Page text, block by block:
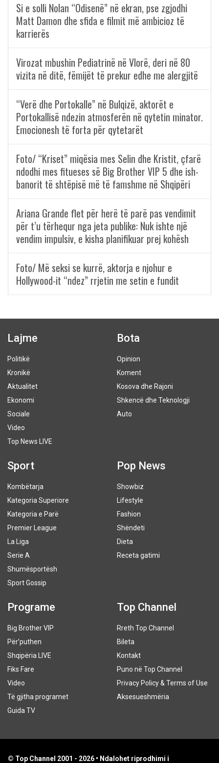
Si e solli Nolan “Odisenë” në ekran, pse zgjodhi
Matt Damon dhe sfida e filmit më ambicioz të
karrierës
Virozat mbushin Pediatrinë në Vlorë, deri në 80
vizita në ditë, fëmijët të prekur edhe me alergjitë
“Verë dhe Portokalle” në Bulqizë, aktorët e
Portokallisë ndezin atmosferën në qytetin minator.
Emocionesh të forta për qytetarët
Foto/ “Kriset” miqësia mes Selin dhe Kristit, çfarë
ndodhi mes fitueses së Big Brother VIP 5 dhe ish-
banorit të shtëpisë më të famshme në Shqipëri
Ariana Grande flet për herë të parë pas vendimit
për t’u tërhequr nga jeta publike: Nuk ishte një
vendim impulsiv, e kisha planifikuar prej kohësh
Foto/ Më seksi se kurrë, aktorja e njohur e
Hollywood-it “ndez” rrjetin me setin e fundit
Lajme
Politikë
Kronikë
Aktualitet
Ekonomi
Sociale
Video
Top News LIVE
Bota
Opinion
Koment
Kosova dhe Rajoni
Shkencë dhe Teknologji
Auto
Sport
Kombëtarja
Kategoria Superiore
Kategoria e Parë
Premier League
La Liga
Serie A
Shumësportësh
Sport Gossip
Pop News
Showbiz
Lifestyle
Fashion
Shëndeti
Dieta
Receta gatimi
Programe
Big Brother VIP
Për’puthen
Shqipëria LIVE
Fiks Fare
Video
Të gjitha programet
Guida TV
Top Channel
Rreth Top Channel
Bileta
Kontakt
Puno në Top Channel
Privacy Policy & Terms of Use
Aksesueshmëria
© Top Channel 2001 - 2026 • Ndalohet riprodhimi i